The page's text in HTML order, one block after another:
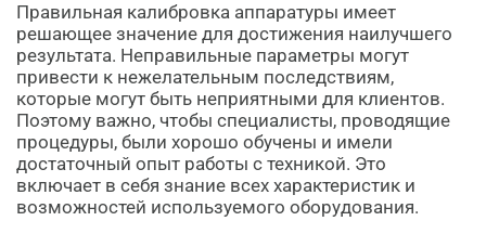
Правильная калибровка аппаратуры имеет
решающее значение для достижения наилучшего
результата. Неправильные параметры могут
привести к нежелательным последствиям,
которые могут быть неприятными для клиентов.
Поэтому важно, чтобы специалисты, проводящие
процедуры, были хорошо обучены и имели
достаточный опыт работы с техникой. Это
включает в себя знание всех характеристик и
возможностей используемого оборудования.